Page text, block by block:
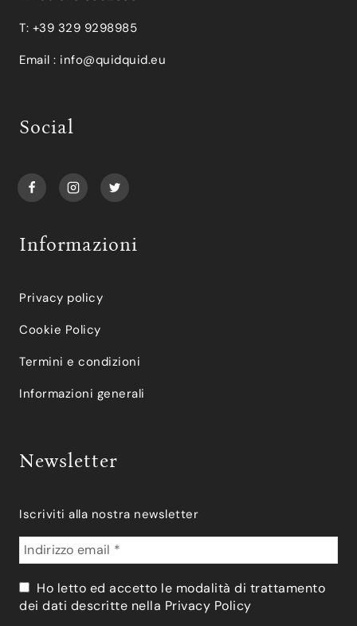
T: +39 329 9298985
Email : info@quidquid.eu
Social
Informazioni
Privacy policy
Cookie Policy
Termini e condizioni
Informazioni generali
Newsletter
Iscriviti alla nostra newsletter
Ho letto ed accetto le modalità di trattamento
dei dati descritte nella Privacy Policy